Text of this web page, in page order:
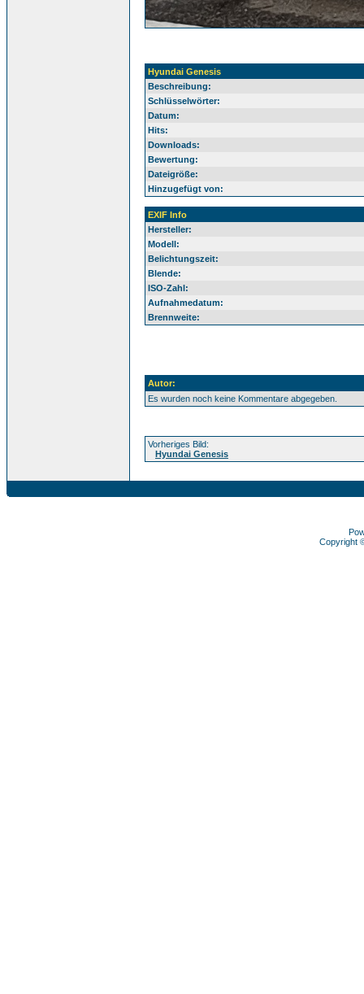
Hyundai Genesis
Beschreibung:
Schlüsselwörter:
Datum:
Hits:
Downloads:
Bewertung:
Dateigröße:
Hinzugefügt von:
EXIF Info
Hersteller:
Modell:
Belichtungszeit:
Blende:
ISO-Zahl:
Aufnahmedatum:
Brennweite:
Autor:
Es wurden noch keine Kommentare abgegeben.
Vorheriges Bild:
Hyundai Genesis
Copyright